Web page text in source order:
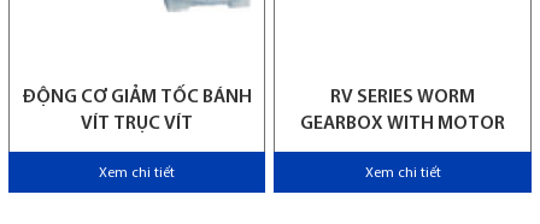
ĐỘNG CƠ GIẢM TỐC BÁNH
VÍT TRỤC VÍT
Xem chi tiết
RV SERIES WORM
GEARBOX WITH MOTOR
Xem chi tiết